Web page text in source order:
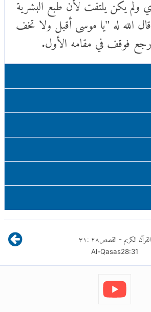
الله له "يا موسى أقبل ولا تخف
فوقف في مقامه الأول.
القرآن الكريم - القصص٢٨:٣١
Al-Qasas28:31